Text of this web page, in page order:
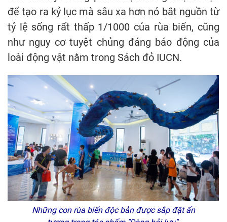
để tạo ra kỷ lục mà sâu xa hơn nó bắt nguồn từ
tỷ lệ sống rất thấp 1/1000 của rùa biển, cũng
như nguy cơ tuyệt chủng đáng báo động của
loài động vật nằm trong Sách đỏ IUCN.
Những con rùa biển độc bản được sắp đặt ấn